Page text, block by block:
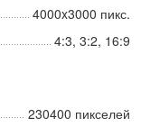
4000x3000 пикс.
4:3, 3:2, 16:9
230400 пикселей